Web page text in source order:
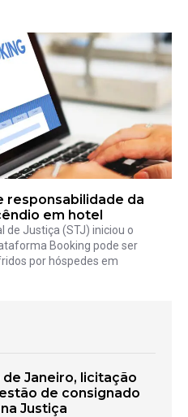
responsabilidade da
em hotel
de Justiça (STJ) iniciou o
Booking pode ser
por hóspedes em
de Janeiro, licitação
de consignado
Justiça